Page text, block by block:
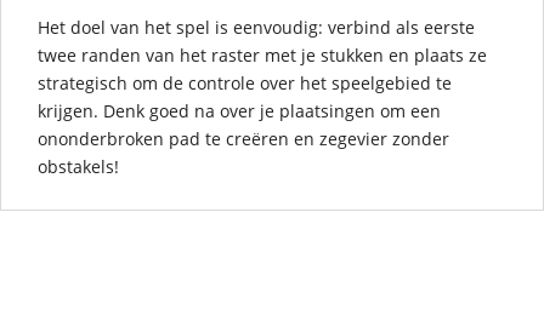
Het doel van het spel is eenvoudig: verbind als eerste
twee randen van het raster met je stukken en plaats ze
strategisch om de controle over het speelgebied te
krijgen. Denk goed na over je plaatsingen om een
ononderbroken pad te creëren en zegevier zonder
obstakels!